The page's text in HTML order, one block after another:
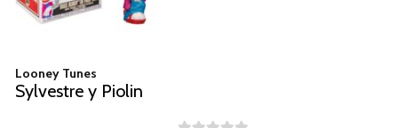
Looney Tunes
Sylvestre y Piolin